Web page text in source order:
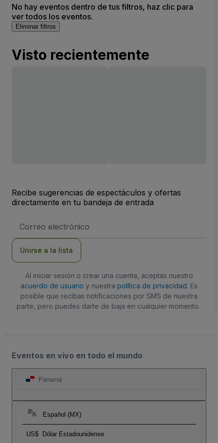
No hay eventos dentro de tus filtros, haz clic para
ver todos los eventos.
Eliminar filtros
Visto recientemente
Recibe sugerencias de espectáculos y ofertas
directamente en tu bandeja de entrada
de
Unirse a la lista
Al iniciar sesión o crear una cuenta, aceptas nuestro
acuerdo de usuario y nuestra política de privacidad. Es
posible que recibas notificaciones por SMS de nuestra
parte, pero puedes darte de baja en cualquier momento.
Eventos en vivo en todo el mundo
Panamá
Español (MX)
US$ Dólar Estadounidense